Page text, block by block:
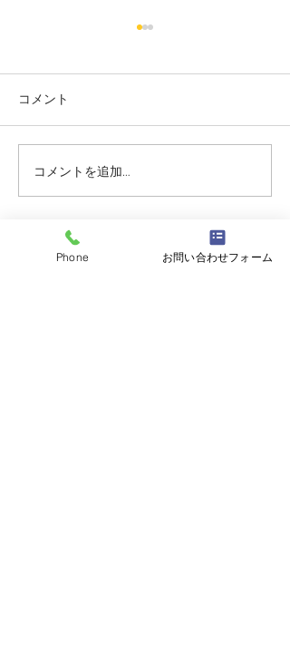
志誠會ファィティングト
ーナメント2026夏の陣！
コメント
コメントを追加…
志誠會
Phone お問い合わせフォーム